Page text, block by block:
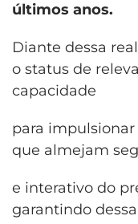
últimos anos.
Diante dessa
o status de
capacidade
para
que almejam
e interativo do
garantindo